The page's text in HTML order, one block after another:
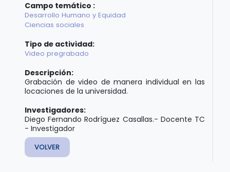
Campo temático :
Desarrollo Humano y Equidad
Ciencias sociales
Tipo de actividad:
Video pregrabado
Descripción:
Grabación de video de manera individual en las
locaciones de la universidad.
Investigadores:
Diego Fernando Rodríguez Casallas.- Docente TC
- Investigador
VOLVER